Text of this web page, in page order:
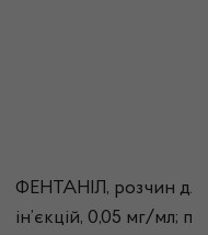
ФЕНТАНІЛ, розчин для
ін’єкцій, 0,05 мг/мл; по